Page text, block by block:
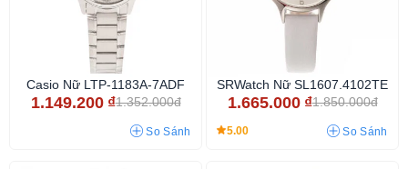
Casio Nữ LTP-1183A-7ADF
1.149.200 ₫1.352.000đ
So Sánh
SRWatch Nữ SL1607.4102TE
1.665.000 ₫1.850.000đ
5.00 So Sánh